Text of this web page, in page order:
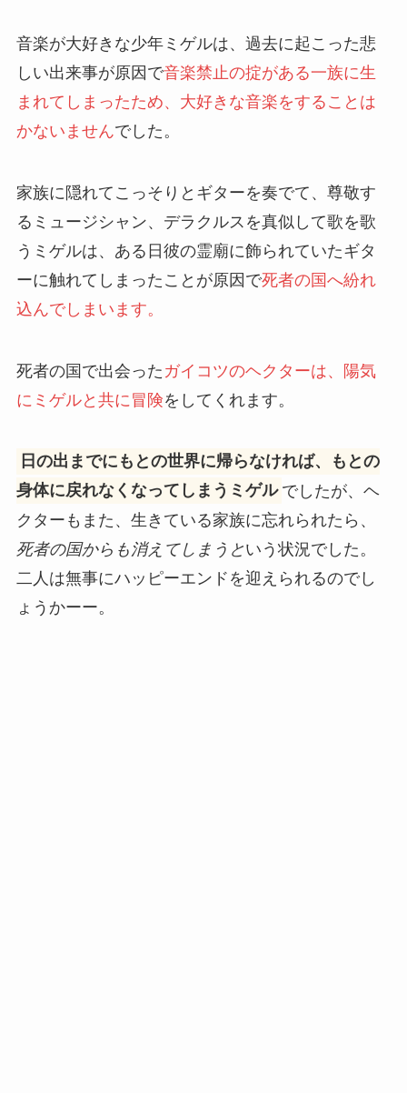
音楽が大好きな少年ミゲルは、過去に起こった悲
しい出来事が原因で音楽禁止の掟がある一族に生
まれてしまったため、大好きな音楽をすることは
かないませんでした。
家族に隠れてこっそりとギターを奏でて、尊敬す
るミュージシャン、デラクルスを真似して歌を歌
うミゲルは、ある日彼の霊廟に飾られていたギタ
ーに触れてしまったことが原因で死者の国へ紛れ
込んでしまいます。
死者の国で出会った ガイコツのヘクターは、陽気
にミゲルと共に冒険をしてくれます。
日の出までにもとの世界に帰らなければ、もとの
身体に戻れなくなってしまうミゲル でしたが、ヘ
クターもまた、生きている家族に忘れられたら、
死者の国からも消えてしまうという状況でした。
二人は無事にハッピーエンドを迎えられるのでし
ょうかーー。